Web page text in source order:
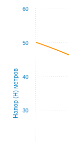
Напор (Н) метров 30
40
50
60